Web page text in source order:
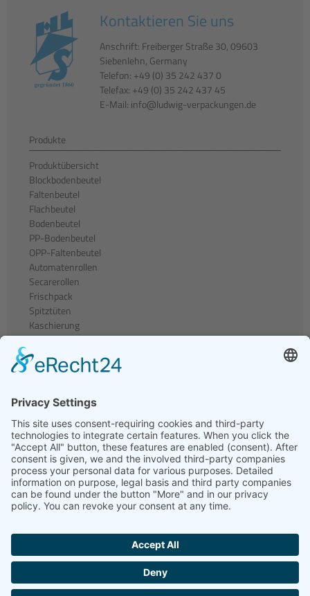
Kontaktieren Sie uns
Anschrift: Freiberger Straße 30, 09603
Siebenlehn, Germany
Telefon: +49 (0) 35 242 437 0
Telefax: +49 (0) 35 242 437 45
E-Mail: info@ludwig-verpackungen.de
Produkte
Produktübersicht
Blockbodenbeutel
Faltenbeutel
Flachbeutel
Bodenbeutel
PP-Bodenbeutel
OPP-Faltenbeutel
Automatenrollen
Secarerollen
Frischpack
Spitztüten
Kaschierung
Unternehmen
Zertifikate
Kontakt
Jobs